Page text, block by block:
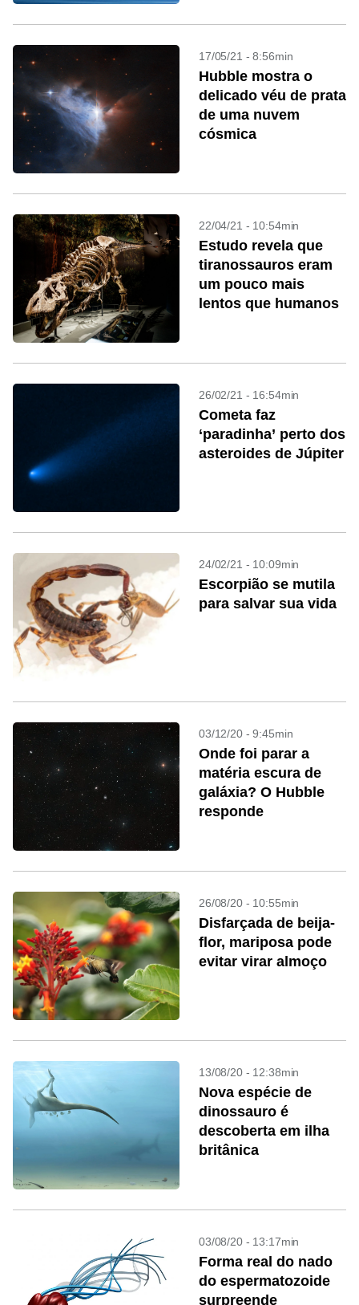
17/05/21 - 8:56min
Hubble mostra o
delicado véu de prata
de uma nuvem
cósmica
22/04/21 - 10:54min
Estudo revela que
tiranossauros eram
um pouco mais
lentos que humanos
26/02/21 - 16:54min
Cometa faz
‘paradinha’ perto dos
asteroides de Júpiter
24/02/21 - 10:09min
Escorpião se mutila
para salvar sua vida
03/12/20 - 9:45min
Onde foi parar a
matéria escura de
galáxia? O Hubble
responde
26/08/20 - 10:55min
Disfarçada de beija-
flor, mariposa pode
evitar virar almoço
13/08/20 - 12:38min
Nova espécie de
dinossauro é
descoberta em ilha
britânica
03/08/20 - 13:17min
Forma real do nado
do espermatozoide
surpreende